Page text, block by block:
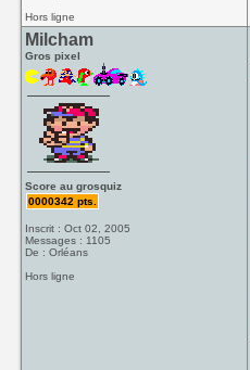
Hors ligne
Milcham
Gros pixel
Score au grosquiz
0000342 pts.
Inscrit : Oct 02, 2005
Messages : 1105
De : Orléans
Hors ligne